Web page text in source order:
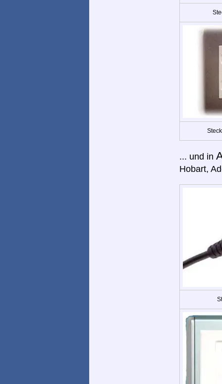
... und in
Hobart,